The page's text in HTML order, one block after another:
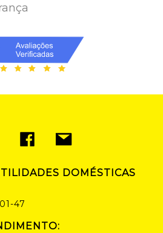
DOMÉSTICAS
47